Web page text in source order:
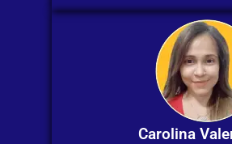
Carolina